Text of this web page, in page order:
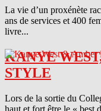
La vie d’un proxénète
ans de services et 400
livre...
KANYE
STYLE
Lors de la sortie du
haut et fort être le « best